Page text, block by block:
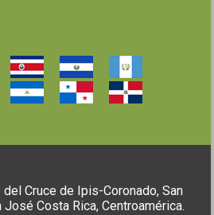
Cruce de Ipis-Coronado, San
José Costa Rica, Centroamérica.